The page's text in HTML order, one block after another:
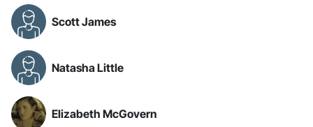
Scott James
Natasha Little
Elizabeth McGovern